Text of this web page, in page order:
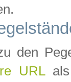
den
URLals